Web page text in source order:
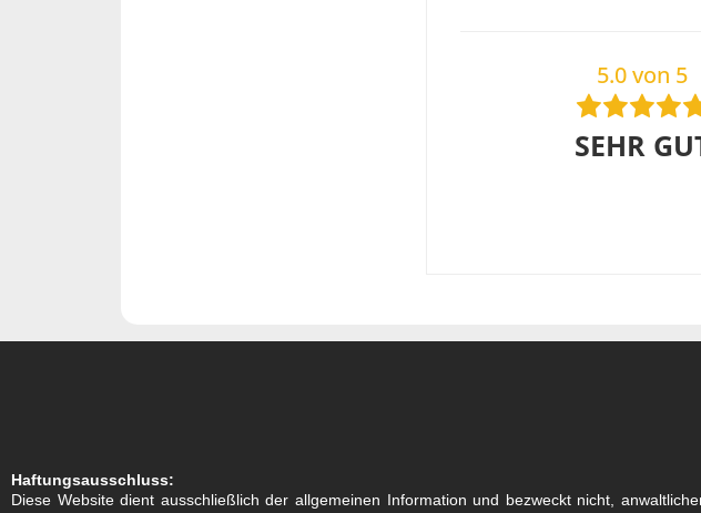
5.0 von 5
SEHR
Haftungsausschluss:
Diese Website dient ausschließlich der allgemeinen Information und bezweckt nicht,